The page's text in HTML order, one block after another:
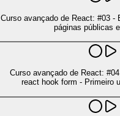
Curso avançado de React: #03 -
páginas públicas
Curso avançado de React:
react hook form - Primeiro